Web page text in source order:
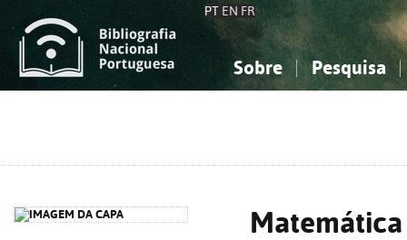
PT EN FR
Sobre Pesquisa